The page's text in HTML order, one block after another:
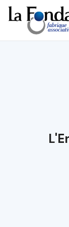
Aller
au
contenu
principal